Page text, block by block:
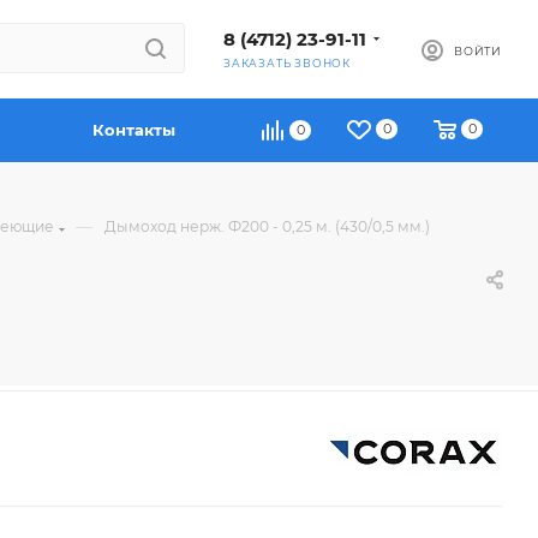
8 (4712) 23-91-11
ЗАКАЗАТЬ ЗВОНОК
ВОЙТИ
0 0 0
Контакты
— Дымоход нерж. Ф200 - 0,25 м. (430/0,5 мм.)